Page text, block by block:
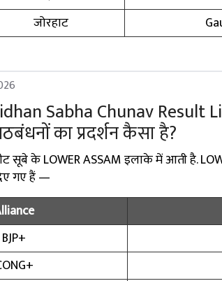
जोरहाट
Sabha Chunav Result
गठबंधनों का प्रदर्शन कैसा है?
सूबे के LOWER ASSAM इलाके में आती है.
गए हैं —
BJP+